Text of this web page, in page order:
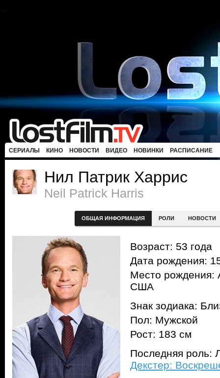
СЕРИАЛЫ КИНО НОВОСТИ ВИДЕО НОВИНКИ РАСПИСАНИЕ
Нил Патрик Харрис
Neil Patrick Harris
ОБЩАЯ ИНФОРМАЦИЯ РОЛИ НОВОСТИ
Возраст: 53 года
Дата рождения:
Место рождения:
США
Знак зодиака:
Пол: Мужской
Рост: 183 см
Последняя роль:
Декстер: